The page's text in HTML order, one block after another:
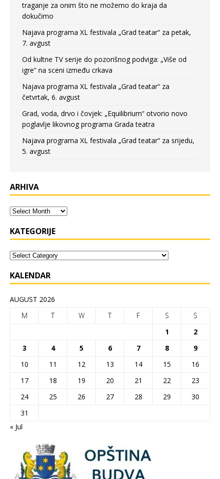
traganje za onim što ne možemo do kraja da
dokučimo
Najava programa XL festivala „Grad teatar“ za petak,
7. avgust
Od kultne TV serije do pozorišnog podviga: „Više od
igre” na sceni između crkava
Najava programa XL festivala „Grad teatar“ za
četvrtak, 6. avgust
Grad, voda, drvo i čovjek: „Equilibrium“ otvorio novo
poglavlje likovnog programa Grada teatra
Najava programa XL festivala „Grad teatar“ za srijedu,
5. avgust
ARHIVA
KATEGORIJE
KALENDAR
AUGUST 2026
M
T W T F S
S
1
2
3
4 5 6 7 8
9
10
11 12 13 14 15
16
17
18 19 20 21 22
23
24
25 26 27 28 29
30
31
« Jul